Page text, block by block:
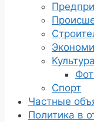
Культура
Спорт
Частные
Политика в